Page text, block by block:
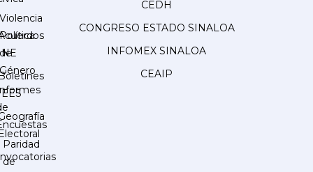
Violencia
Política
de
Género
Paridad
de
CEDH
CONGRESO ESTADO SINALOA
INFOMEX SINALOA
CEAIP